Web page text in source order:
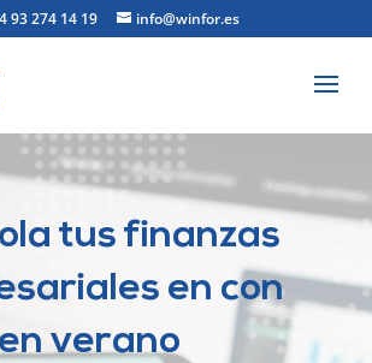
93 274 14 19 info@winfor.es
tus finanzas
en con
verano